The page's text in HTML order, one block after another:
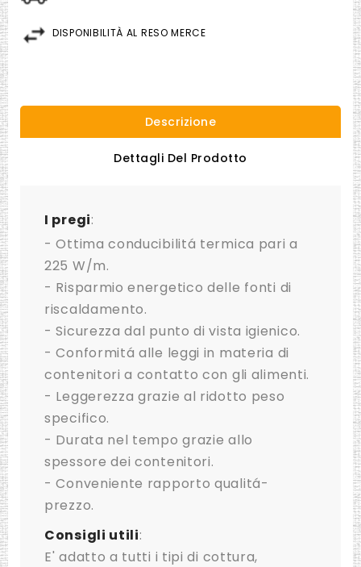
DISPONIBILITÀ AL RESO MERCE
Descrizione
Dettagli Del Prodotto
I pregi:
- Ottima conducibilitá termica pari a
225 W/m.
- Risparmio energetico delle fonti di
riscaldamento.
- Sicurezza dal punto di vista igienico.
- Conformitá alle leggi in materia di
contenitori a contatto con gli alimenti.
- Leggerezza grazie al ridotto peso
specifico.
- Durata nel tempo grazie allo
spessore dei contenitori.
- Conveniente rapporto qualitá-
prezzo.
Consigli utili:
E' adatto a tutti i tipi di cottura,